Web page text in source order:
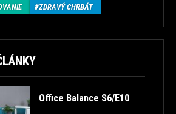
ZDRAVÝ CHRBÁT
Office Balance S6/E10